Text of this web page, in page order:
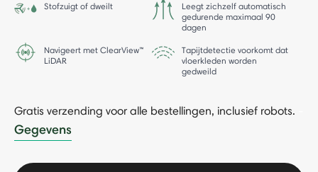
Stofzuigt of dweilt
Leegt zichzelf automatisch
gedurende maximaal 90
dagen
Navigeert met ClearView™
LiDAR
Tapijtdetectie voorkomt dat
vloerkleden worden
gedweild
Gratis verzending voor alle bestellingen, inclusief robots.
Gegevens